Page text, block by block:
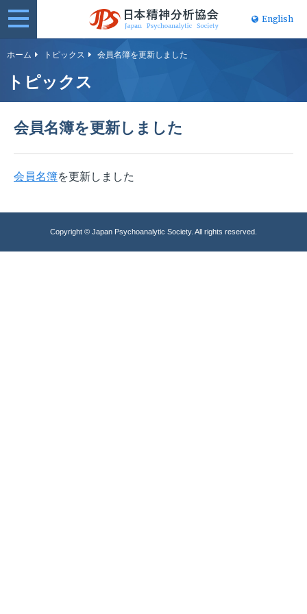
日本精神分
English
ホーム トピックス 会員名簿を更新しました
トピックス
会員名簿を更新しました
会員名簿を更新しました
Copyright © Japan Psychoanalytic Society. All rights reserved.